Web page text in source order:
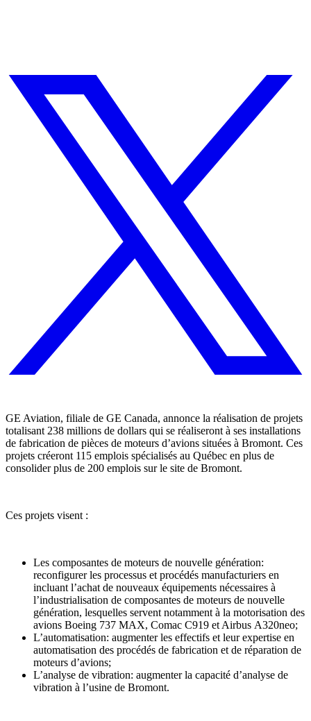
GE Aviation, filiale de GE Canada, annonce la réalisation de projets
totalisant 238 millions de dollars qui se réaliseront à ses installations
de fabrication de pièces de moteurs d’avions situées à Bromont. Ces
projets créeront 115 emplois spécialisés au Québec en plus de
consolider plus de 200 emplois sur le site de Bromont.
Ces projets visent :
Les composantes de moteurs de nouvelle génération:
reconfigurer les processus et procédés manufacturiers en
incluant l’achat de nouveaux équipements nécessaires à
l’industrialisation de composantes de moteurs de nouvelle
génération, lesquelles servent notamment à la motorisation des
avions Boeing 737 MAX, Comac C919 et Airbus A320neo;
L’automatisation: augmenter les effectifs et leur expertise en
automatisation des procédés de fabrication et de réparation de
moteurs d’avions;
L’analyse de vibration: augmenter la capacité d’analyse de
vibration à l’usine de Bromont.